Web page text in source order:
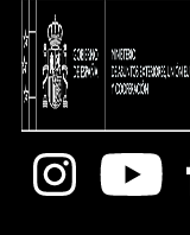
InstagramYoutube